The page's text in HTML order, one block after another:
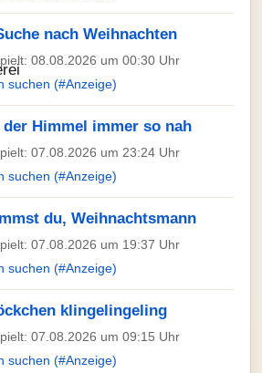
nach Weihnachten
08.08.2026 um 00:30 Uhr
suchen (#Anzeige)
der Himmel immer so nah
07.08.2026 um 23:24 Uhr
suchen (#Anzeige)
du, Weihnachtsmann
07.08.2026 um 19:37 Uhr
suchen (#Anzeige)
klingelingeling
07.08.2026 um 09:15 Uhr
suchen (#Anzeige)